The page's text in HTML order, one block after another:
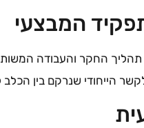
המבצעי
תהליך החקר והעבודה
הייחודי שנרקם בין הכלב